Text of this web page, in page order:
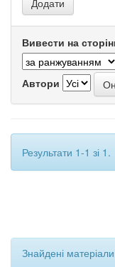
Вивести на
Автори
Результати 1-1 зі 1.
Знайдені